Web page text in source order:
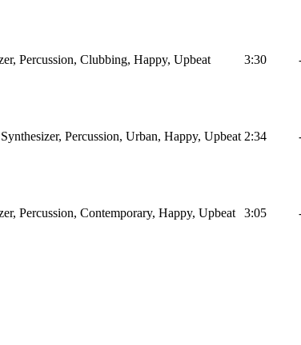
Percussion, Clubbing, Happy, Upbeat 3:30
Percussion, Urban, Happy, Upbeat 2:34
Percussion, Contemporary, Happy, Upbeat 3:05